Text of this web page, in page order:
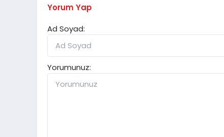
Yorum Yap
Ad Soyad:
Yorumunuz: